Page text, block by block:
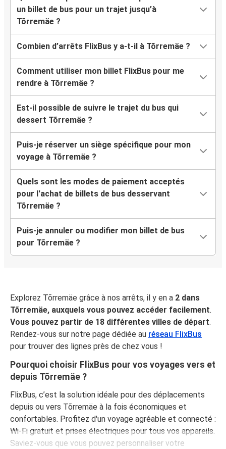
un billet de bus pour un trajet jusqu’à
Tõrremäe ?
Combien d’arrêts FlixBus y a-t-il à Tõrremäe ?
Comment utiliser mon billet FlixBus pour me
rendre à Tõrremäe ?
Est-il possible de suivre le trajet du bus qui
dessert Tõrremäe ?
Puis-je réserver un siège spécifique pour mon
voyage à Tõrremäe ?
Quels sont les modes de paiement acceptés
pour l'achat de billets de bus desservant
Tõrremäe ?
Puis-je annuler ou modifier mon billet de bus
pour Tõrremäe ?
Explorez Tõrremäe grâce à nos arrêts, il y en a 2 dans
Tõrremäe, auxquels vous pouvez accéder facilement.
Vous pouvez partir de 18 différentes villes de départ.
Rendez-vous sur notre page dédiée au réseau FlixBus
pour trouver des lignes près de chez vous !
Pourquoi choisir FlixBus pour vos voyages vers et
depuis Tõrremäe ?
FlixBus, c’est la solution idéale pour des déplacements
depuis ou vers Tõrremäe à la fois économiques et
confortables. Profitez d'un voyage agréable et connecté :
Wi-Fi gratuit et prises électriques pour tous vos appareils.
Saviez-vous que vous pouvez personnaliser votre